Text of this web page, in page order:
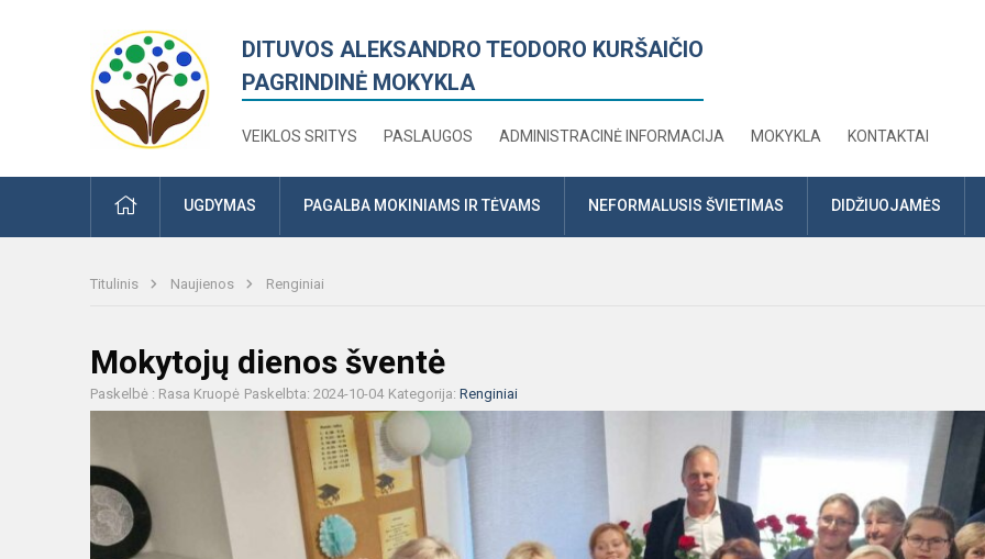
DITUVOS ALEKSANDRO TEODORO KURŠAIČIO
PAGRINDINĖ MOKYKLA
VEIKLOS SRITYS PASLAUGOS ADMINISTRACINĖ INFORMACIJA MOKYKLA KONTAKTAI
PRADŽIAUGDYMAS PAGALBA MOKINIAMS IR TĖVAMS NEFORMALUSIS ŠVIETIMAS DIDŽIUOJAMĖS
Titulinis Naujienos Renginiai
Mokytojų dienos šventė
Paskelbė : Rasa Kruopė Paskelbta: 2024-10-04 Kategorija: Renginiai